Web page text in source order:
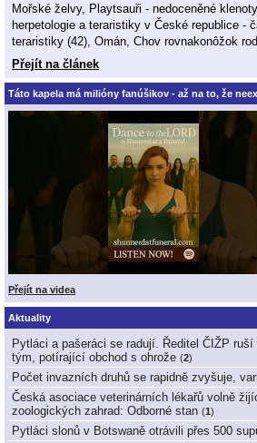
Mořské želvy, Playtsauři - nedoceněné
herpetologie a teraristiky v České republice -
teraristiky (42), Omán, Chov rovnakonôžok
Přejít na článek
Táto kapela má milióny fanúšikov - až na to, že
Přejít na videa
Aktuality
Pytláci a pašeráci se radují. Ředitel ČIŽP
tým, potírající obchod s ohrože (2)
Počet invazních druhů se rapidně zvyšuje,
Česká asociace veterinárních lékařů volně
zoologických zahrad: Odborné stan (1 )
Pytláci slonů v Botswaně otrávili přes 500